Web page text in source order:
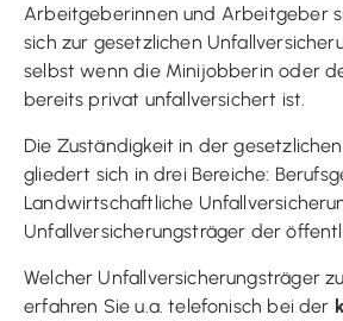
Arbeitgeberinnen und Arbeitgeber
sich zur gesetzlichen
selbst wenn die Minijobberin oder
bereits privat unfallversichert ist.
Die Zuständigkeit in der
gliedert sich in drei Bereiche:
Landwirtschaftliche
Unfallversicherungsträger der
Welcher Unfallversicherungsträger
erfahren Sie u.a. telefonisch bei der